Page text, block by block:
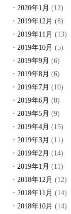
2020年1月 (12)
2019年12月 (8)
2019年11月 (13)
2019年10月 (5)
2019年9月 (6)
2019年8月 (6)
2019年7月 (10)
2019年6月 (8)
2019年5月 (9)
2019年4月 (15)
2019年3月 (11)
2019年2月 (14)
2019年1月 (11)
2018年12月 (12)
2018年11月 (14)
2018年10月 (14)